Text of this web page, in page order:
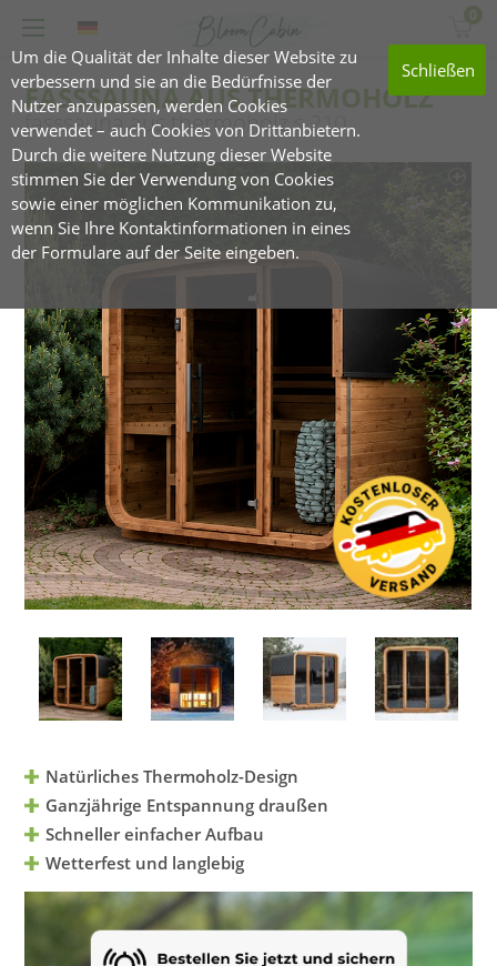
Um die Qualität der Inhalte dieser Website zu
verbessern und sie an die Bedürfnisse der
Nutzer anzupassen, werden Cookies
verwendet – auch Cookies von Drittanbietern.
Durch die weitere Nutzung dieser Website
stimmen Sie der Verwendung von Cookies
sowie einer möglichen Kommunikation zu,
wenn Sie Ihre Kontaktinformationen in eines
der Formulare auf der Seite eingeben.
Schließen
0
FASSSAUNA AUS THERMOHOLZ
fasssauna aus thermoholz s 210
Natürliches Thermoholz-Design
Ganzjährige Entspannung draußen
Schneller einfacher Aufbau
Wetterfest und langlebig